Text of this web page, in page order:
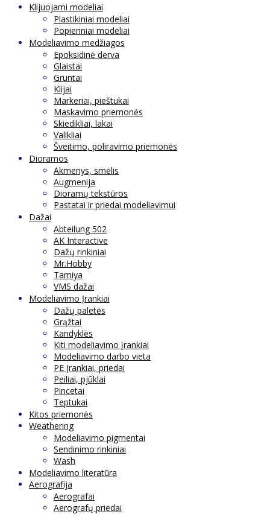
Klijuojami modeliai
Plastikiniai modeliai
Popieriniai modeliai
Modeliavimo medžiagos
Epoksidinė derva
Glaistai
Gruntai
Klijai
Markeriai, pieštukai
Maskavimo priemonės
Skiedikliai, lakai
Valikliai
Šveitimo, poliravimo priemonės
Dioramos
Akmenys, smėlis
Augmenija
Dioramų tekstūros
Pastatai ir priedai modeliavimui
Dažai
Abteilung 502
AK Interactive
Dažų rinkiniai
Mr.Hobby
Tamiya
VMS dažai
Modeliavimo Įrankiai
Dažų paletės
Grąžtai
Kandyklės
Kiti modeliavimo įrankiai
Modeliavimo darbo vieta
PE Įrankiai, priedai
Peiliai, pjūklai
Pincetai
Teptukai
Kitos priemonės
Weathering
Modeliavimo pigmentai
Sendinimo rinkiniai
Wash
Modeliavimo literatūra
Aerografija
Aerografai
Aerografų priedai